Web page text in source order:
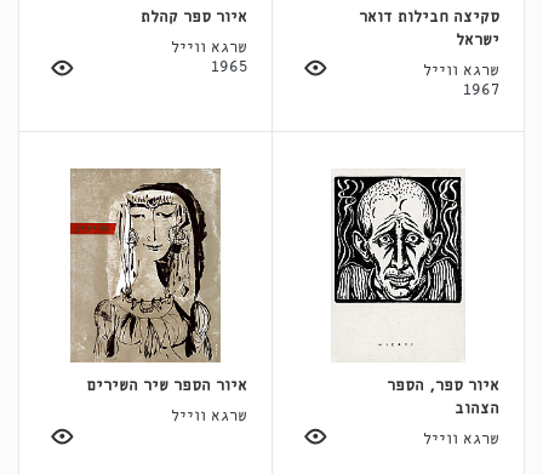
סקיצה חבילות דואר
ישראל
שרגא ווייל
1967
איור ספר קהלת
שרגא ווייל
1965
איור ספר, הספר
הצהוב
שרגא ווייל
איור הספר שיר השירים
שרגא ווייל